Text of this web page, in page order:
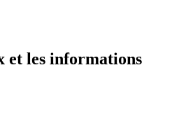
et les informations